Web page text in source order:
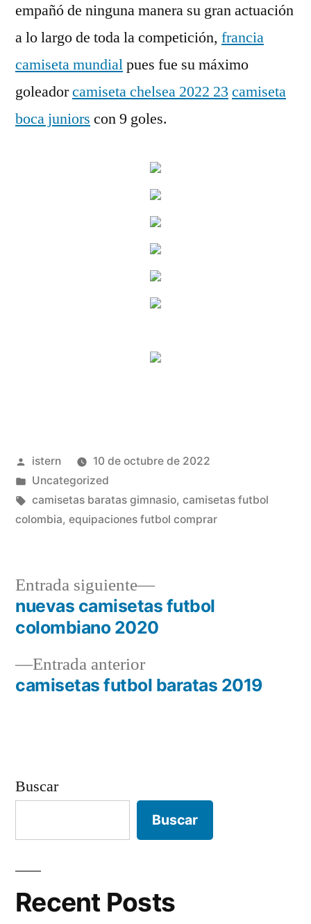
empañó de ninguna manera su gran actuación
a lo largo de toda la competición, francia
camiseta mundialpues fue su máximo
goleadorcamiseta chelsea 2022 23 camiseta
boca juniors con 9 goles.
Publicado
por
istern
10 de octubre de 2022
Publicado
en
Uncategorized
Etiquetas:
camisetas baratas gimnasio, camisetas futbol
colombia, equipaciones futbol comprar
Navegación
entradas
Entrada anteriorEntrada
anterior:
camisetas futbol baratas 2019
Entrada siguiente
Entrada
siguiente:
nuevas camisetas futbol
colombiano 2020
Buscar
Buscar
Recent Posts